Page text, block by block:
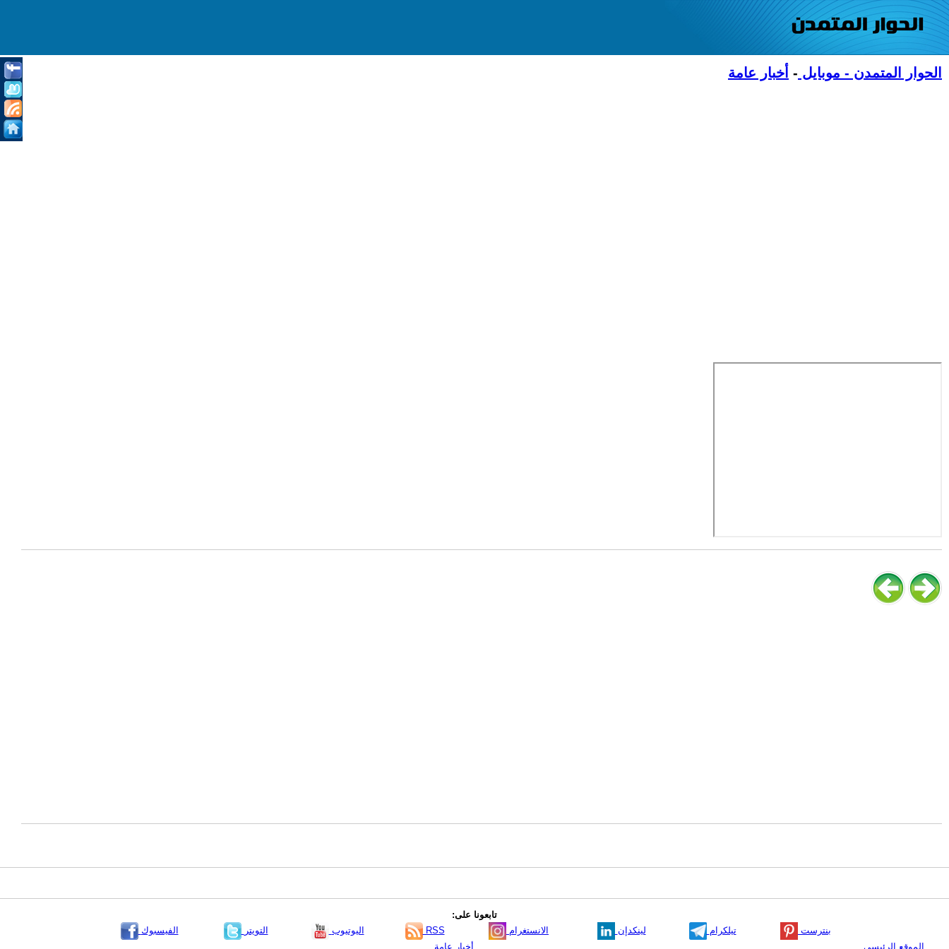
الحوار المتمدن - موبايل - أخبار عامة
تابعونا على:
الفيسبوك
التويتر اليوتيوب RSS الانستغرام لينكدإن تيلكرام
بنترست
الموقع الرئيسي
أخبار عامة